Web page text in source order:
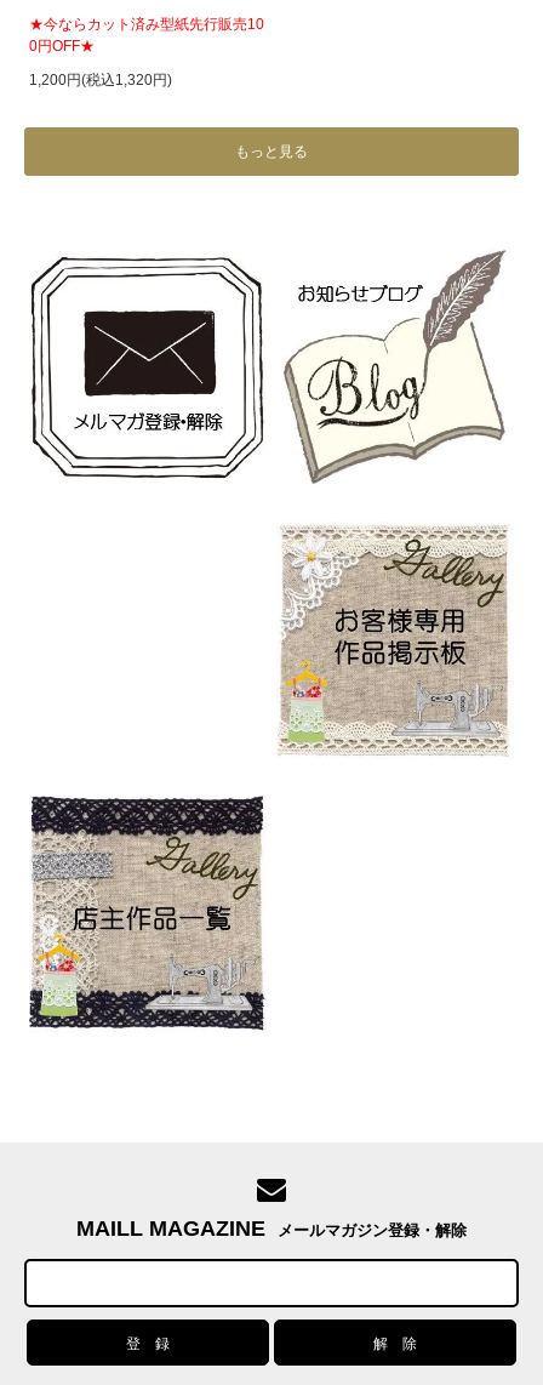
★今ならカット済み型紙先行販売10
0円OFF★
1,200円(税込1,320円)
もっと見る
MAILL MAGAZINE メールマガジン登録・解除